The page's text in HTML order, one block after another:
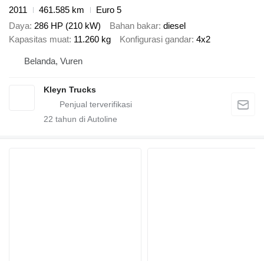
2011
461.585 km
Euro 5
Daya 286 HP (210 kW) Bahan bakar diesel
Kapasitas muat 11.260 kg Konfigurasi gandar 4x2
Belanda, Vuren
Kleyn Trucks
22 tahun di Autoline